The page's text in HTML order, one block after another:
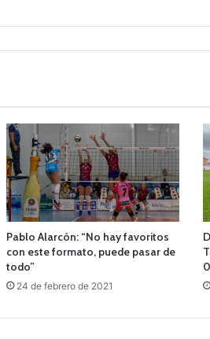
Pablo Alarcón: “No hay favoritos
con este formato, puede pasar de
todo”
24 de febrero de 2021